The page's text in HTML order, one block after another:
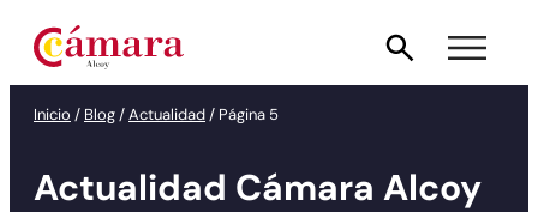
Inicio / Blog/Actualidad/ Página 5
Actualidad Cámara Alcoy